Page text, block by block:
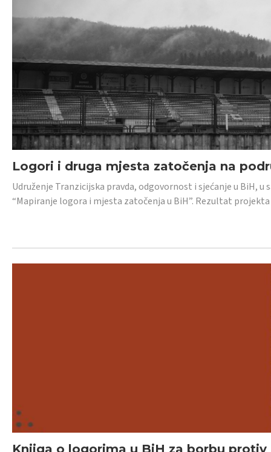
Logori i druga mjesta zatočenja na
Udruženje Tranzicijska pravda, odgovornost i sjećanje u BiH,
“Mapiranje logora i mjesta zatočenja u BiH”. Rezultat
Knjiga o logorima u BiH za borbu